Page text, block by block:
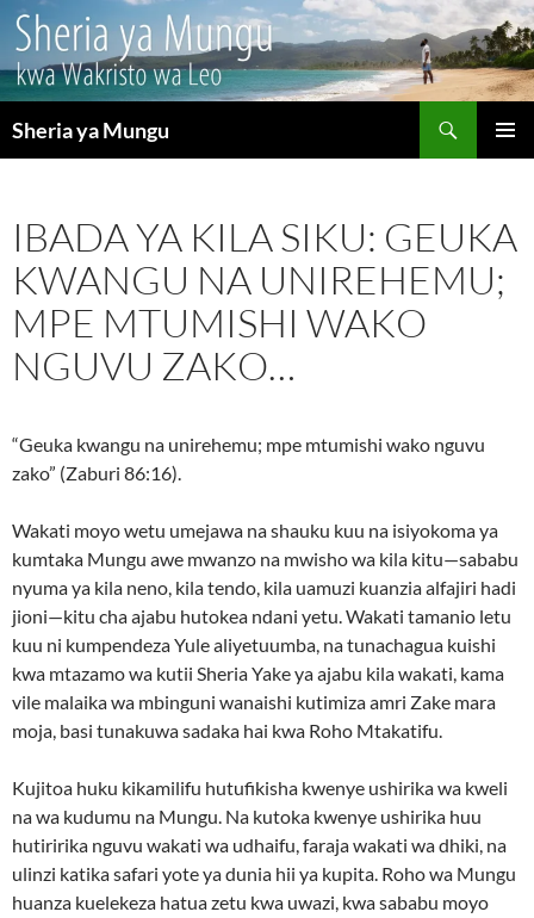
Sheria ya Mungu
IBADA YA KILA SIKU: GEUKA
KWANGU NA UNIREHEMU;
MPE MTUMISHI WAKO
NGUVU ZAKO…
“Geuka kwangu na unirehemu; mpe mtumishi wako nguvu
zako” (Zaburi 86:16).
Wakati moyo wetu umejawa na shauku kuu na isiyokoma ya
kumtaka Mungu awe mwanzo na mwisho wa kila kitu—sababu
nyuma ya kila neno, kila tendo, kila uamuzi kuanzia alfajiri hadi
jioni—kitu cha ajabu hutokea ndani yetu. Wakati tamanio letu
kuu ni kumpendeza Yule aliyetuumba, na tunachagua kuishi
kwa mtazamo wa kutii Sheria Yake ya ajabu kila wakati, kama
vile malaika wa mbinguni wanaishi kutimiza amri Zake mara
moja, basi tunakuwa sadaka hai kwa Roho Mtakatifu.
Kujitoa huku kikamilifu hutufikisha kwenye ushirika wa kweli
na wa kudumu na Mungu. Na kutoka kwenye ushirika huu
hutiririka nguvu wakati wa udhaifu, faraja wakati wa dhiki, na
ulinzi katika safari yote ya dunia hii ya kupita. Roho wa Mungu
huanza kuelekeza hatua zetu kwa uwazi, kwa sababu moyo